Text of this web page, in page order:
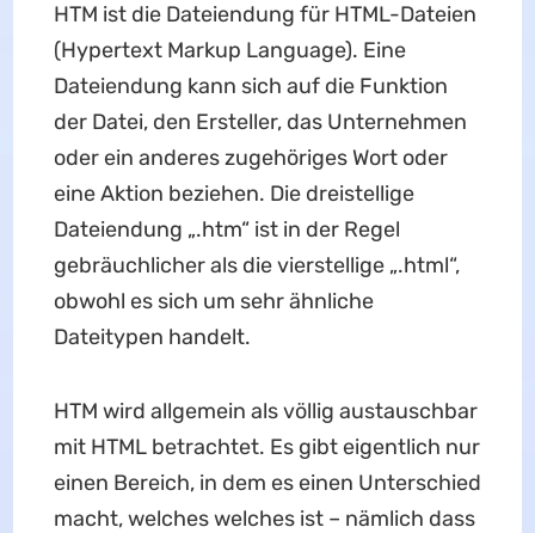
HTM ist die Dateiendung für HTML-Dateien
(Hypertext Markup Language). Eine
Dateiendung kann sich auf die Funktion
der Datei, den Ersteller, das Unternehmen
oder ein anderes zugehöriges Wort oder
eine Aktion beziehen. Die dreistellige
Dateiendung „.htm“ ist in der Regel
gebräuchlicher als die vierstellige „.html“,
obwohl es sich um sehr ähnliche
Dateitypen handelt.
HTM wird allgemein als völlig austauschbar
mit HTML betrachtet. Es gibt eigentlich nur
einen Bereich, in dem es einen Unterschied
macht, welches welches ist – nämlich dass